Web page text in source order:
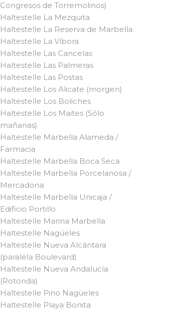
Congresos de Torremolinos)
Haltestelle La Mezquita
Haltestelle La Reserva de Marbella
Haltestelle La Víbora
Haltestelle Las Cancelas
Haltestelle Las Palmeras
Haltestelle Las Postas
Haltestelle Los Alicate (morgen)
Haltestelle Los Boliches
Haltestelle Los Maites (Sólo
mañanas)
Haltestelle Marbella Alameda /
Farmacia
Haltestelle Marbella Boca Seca
Haltestelle Marbella Porcelanosa /
Mercadona
Haltestelle Marbella Unicaja /
Edificio Portillo
Haltestelle Marina Marbella
Haltestelle Nagüeles
Haltestelle Nueva Alcántara
(paralela Boulevard)
Haltestelle Nueva Andalucía
(Rotonda)
Haltestelle Pino Nagüeles
Haltestelle Playa Bonita